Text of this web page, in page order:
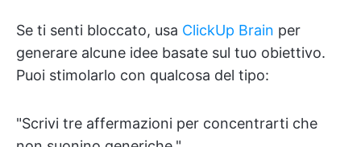
Se ti senti bloccato, usa ClickUp Brain per
generare alcune idee basate sul tuo obiettivo.
Puoi stimolarlo con qualcosa del tipo:
"Scrivi tre affermazioni per concentrarti che